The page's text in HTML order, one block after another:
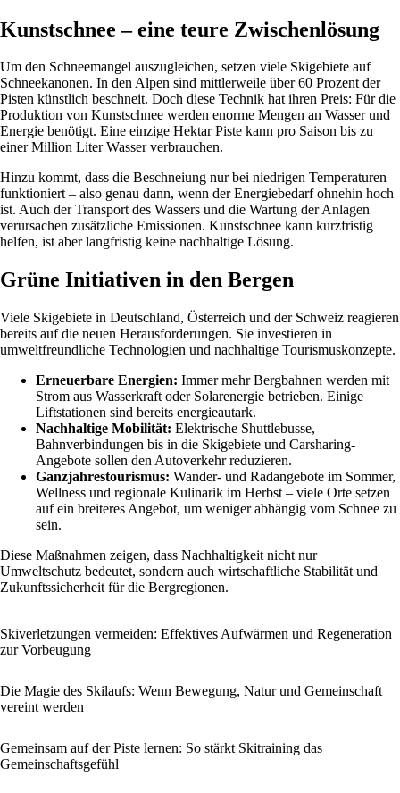
Kunstschnee – eine teure Zwischenlösung
Um den Schneemangel auszugleichen, setzen viele Skigebiete auf
Schneekanonen. In den Alpen sind mittlerweile über 60 Prozent der
Pisten künstlich beschneit. Doch diese Technik hat ihren Preis: Für die
Produktion von Kunstschnee werden enorme Mengen an Wasser und
Energie benötigt. Eine einzige Hektar Piste kann pro Saison bis zu
einer Million Liter Wasser verbrauchen.
Hinzu kommt, dass die Beschneiung nur bei niedrigen Temperaturen
funktioniert – also genau dann, wenn der Energiebedarf ohnehin hoch
ist. Auch der Transport des Wassers und die Wartung der Anlagen
verursachen zusätzliche Emissionen. Kunstschnee kann kurzfristig
helfen, ist aber langfristig keine nachhaltige Lösung.
Grüne Initiativen in den Bergen
Viele Skigebiete in Deutschland, Österreich und der Schweiz reagieren
bereits auf die neuen Herausforderungen. Sie investieren in
umweltfreundliche Technologien und nachhaltige Tourismuskonzepte.
Erneuerbare Energien: Immer mehr Bergbahnen werden mit
Strom aus Wasserkraft oder Solarenergie betrieben. Einige
Liftstationen sind bereits energieautark.
Nachhaltige Mobilität: Elektrische Shuttlebusse,
Bahnverbindungen bis in die Skigebiete und Carsharing-
Angebote sollen den Autoverkehr reduzieren.
Ganzjahrestourismus: Wander- und Radangebote im Sommer,
Wellness und regionale Kulinarik im Herbst – viele Orte setzen
auf ein breiteres Angebot, um weniger abhängig vom Schnee zu
sein.
Diese Maßnahmen zeigen, dass Nachhaltigkeit nicht nur
Umweltschutz bedeutet, sondern auch wirtschaftliche Stabilität und
Zukunftssicherheit für die Bergregionen.
Skiverletzungen vermeiden: Effektives Aufwärmen und Regeneration
zur Vorbeugung
Die Magie des Skilaufs: Wenn Bewegung, Natur und Gemeinschaft
vereint werden
Gemeinsam auf der Piste lernen: So stärkt Skitraining das
Gemeinschaftsgefühl